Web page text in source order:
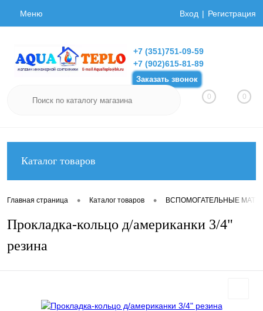
Меню Вход Регистрация
+7 (351)751-09-59
+7 (902)615-81-89
Заказать звонок
0 0
Каталог товаров
Главная страница • Каталог товаров • ВСПОМОГАТЕЛЬНЫЕ
Прокладка-кольцо д/американки 3/4"
резина